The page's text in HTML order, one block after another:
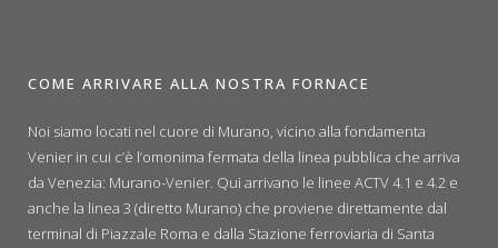
COME ARRIVARE ALLA NOSTRA FORNACE
Noi siamo locati nel cuore di Murano, vicino alla fondamenta
Venier in cui c’è l’omonima fermata della linea pubblica che arriva
da Venezia: Murano-Venier. Qui arrivano le linee ACTV 4.1 e 4.2 e
anche la linea 3 (diretto Murano) che proviene direttamente dal
terminal di Piazzale Roma e dalla Stazione ferroviaria di Santa